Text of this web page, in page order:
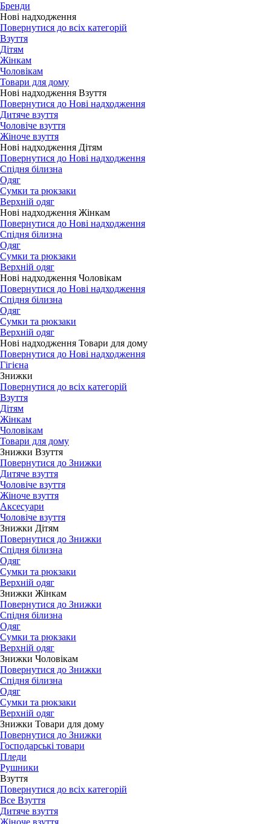
Бренди
Нові надходження
Повернутися до всіх категорій
Взуття
Дітям
Жінкам
Чоловікам
Товари для дому
Нові надходження Взуття
Повернутися до Нові надходження
Дитяче взуття
Чоловіче взуття
Жіноче взуття
Нові надходження Дітям
Повернутися до Нові надходження
Спідня білизна
Одяг
Сумки та рюкзаки
Верхній одяг
Нові надходження Жінкам
Повернутися до Нові надходження
Спідня білизна
Одяг
Сумки та рюкзаки
Верхній одяг
Нові надходження Чоловікам
Повернутися до Нові надходження
Спідня білизна
Одяг
Сумки та рюкзаки
Верхній одяг
Нові надходження Товари для дому
Повернутися до Нові надходження
Гігієна
Знижки
Повернутися до всіх категорій
Взуття
Дітям
Жінкам
Чоловікам
Товари для дому
Знижки Взуття
Повернутися до Знижки
Дитяче взуття
Чоловіче взуття
Жіноче взуття
Аксесуари
Чоловіче взуття
Знижки Дітям
Повернутися до Знижки
Спідня білизна
Одяг
Сумки та рюкзаки
Верхній одяг
Знижки Жінкам
Повернутися до Знижки
Спідня білизна
Одяг
Сумки та рюкзаки
Верхній одяг
Знижки Чоловікам
Повернутися до Знижки
Спідня білизна
Одяг
Сумки та рюкзаки
Верхній одяг
Знижки Товари для дому
Повернутися до Знижки
Господарські товари
Пледи
Рушники
Взуття
Повернутися до всіх категорій
Все Взуття
Дитяче взуття
Жіноче взуття